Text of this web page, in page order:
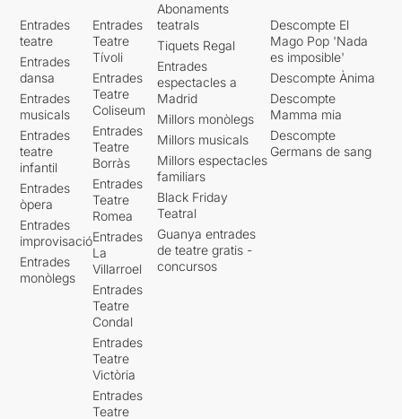
Entrades
teatre
Entrades
dansa
Entrades
musicals
Entrades
teatre
infantil
Entrades
òpera
Entrades
improvisació
Entrades
monòlegs
Entrades
Teatre
Tívoli
Entrades
Teatre
Coliseum
Entrades
Teatre
Borràs
Entrades
Teatre
Romea
Entrades
La
Villarroel
Entrades
Teatre
Condal
Entrades
Teatre
Victòria
Entrades
Teatre
Abonaments
teatrals
Tiquets Regal
Entrades
espectacles a
Madrid
Millors monòlegs
Millors musicals
Millors espectacles
familiars
Black Friday
Teatral
Guanya entrades
de teatre gratis -
concursos
Descompte El
Mago Pop 'Nada
es imposible'
Descompte Ànima
Descompte
Mamma mia
Descompte
Germans de sang